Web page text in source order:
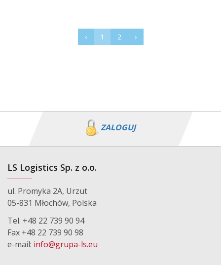
‹ 1 2 ›
ZALOGUJ
LS Logistics Sp. z o.o.
ul. Promyka 2A, Urzut
05-831 Młochów, Polska
Tel. +48 22 739 90 94
Fax +48 22 739 90 98
e-mail: info@grupa-ls.eu